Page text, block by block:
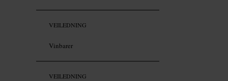
VEILEDNING
Vinbarer
VEILEDNING